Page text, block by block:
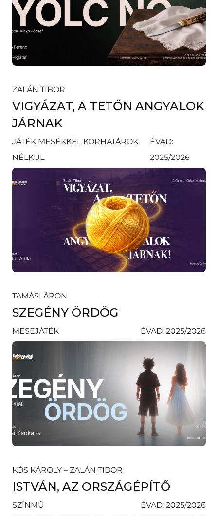
ZALÁN TIBOR
VIGYÁZAT, A TETŐN ANGYALOK
JÁRNAK
JÁTÉK MESÉKKEL KORHATÁROK
NÉLKÜL
ÉVAD:
2025/2026
TAMÁSI ÁRON
SZEGÉNY ÖRDÖG
MESEJÁTÉK ÉVAD: 2025/2026
KÓS KÁROLY – ZALÁN TIBOR
ISTVÁN, AZ ORSZÁGÉPÍTŐ
SZÍNMŰ ÉVAD: 2025/2026